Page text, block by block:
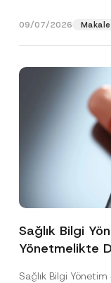
09/07/2026
Sağlık Bilgi
Yönetmelikte
Sağlık Bilgi